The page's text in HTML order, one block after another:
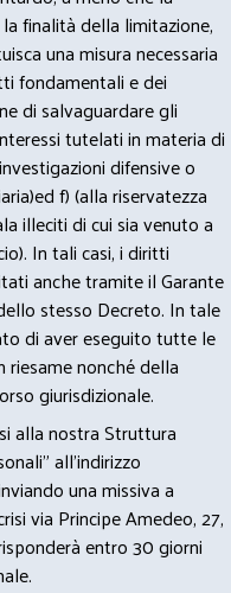
finalità della limitazione,
una misura necessaria
fondamentali e dei
di salvaguardare gli
tutelati in materia di
difensive o
f) (alla riservatezza
illeciti di cui sia venuto a
In tali casi, i diritti
anche tramite il Garante
stesso Decreto. In tale
di aver eseguito tutte le
nonché della
giurisdizionale.
alla nostra Struttura
all'indirizzo
una missiva a
via Principe Amedeo, 27,
entro 30 giorni